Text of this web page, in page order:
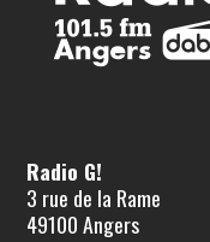
Radio G!
3 rue de la Rame
49100 Angers